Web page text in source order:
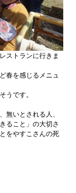
ストランに行きま
春を感じるメニュ
うです。
無いとされる人、
ること」の大切さ
をやすこさんの死